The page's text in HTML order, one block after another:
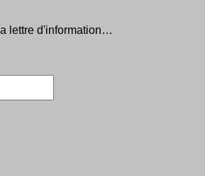
lettre d'information…